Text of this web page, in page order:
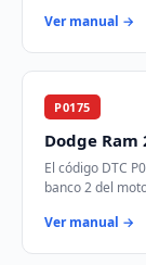
Ver manual →
P0175
Dodge Ram
El código DTC
banco 2 del
Ver manual →